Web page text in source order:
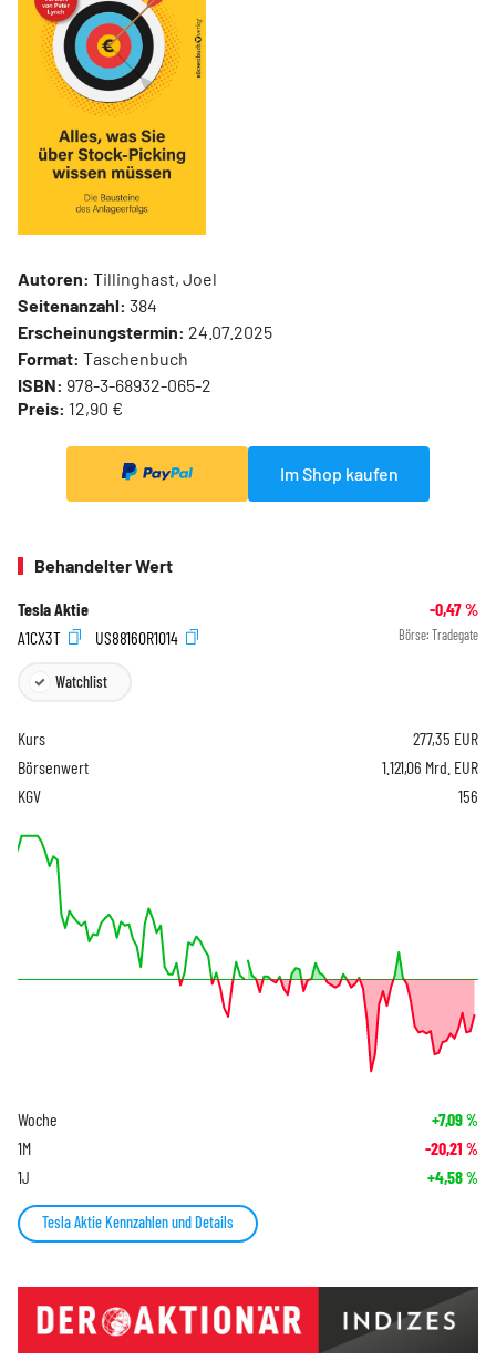
Autoren: Tillinghast, Joel
Seitenanzahl: 384
Erscheinungstermin: 24.07.2025
Format: Taschenbuch
ISBN: 978-3-68932-065-2
Preis: 12,90 €
Im Shop kaufen
Behandelter Wert
Tesla Aktie -0,47%
A1CX3T
US88160R1014 Börse: Tradegate
Watchlist
Kurs 277,35 EUR
Börsenwert
1.121,06 Mrd. EUR
KGV
156
Woche +7,09%
1M -20,21 %
1J +4,58%
Tesla Aktie Kennzahlen und Details